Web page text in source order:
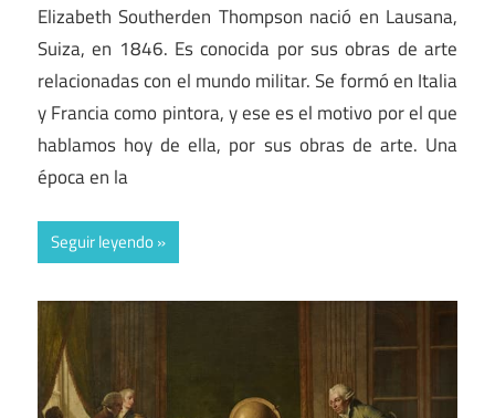
Elizabeth Southerden Thompson nació en Lausana,
Suiza, en 1846. Es conocida por sus obras de arte
relacionadas con el mundo militar. Se formó en Italia
y Francia como pintora, y ese es el motivo por el que
hablamos hoy de ella, por sus obras de arte. Una
época en la
Seguir leyendo